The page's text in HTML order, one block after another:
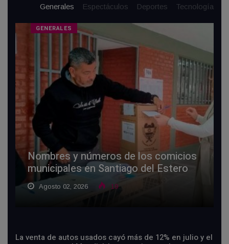
Generales Espectáculos Deportes Tecnología
GENERALES
Nombres y números de los comicios
municipales en Santiago del Estero
Agosto 02, 2026 19
La venta de autos usados cayó más de 12% en julio y el